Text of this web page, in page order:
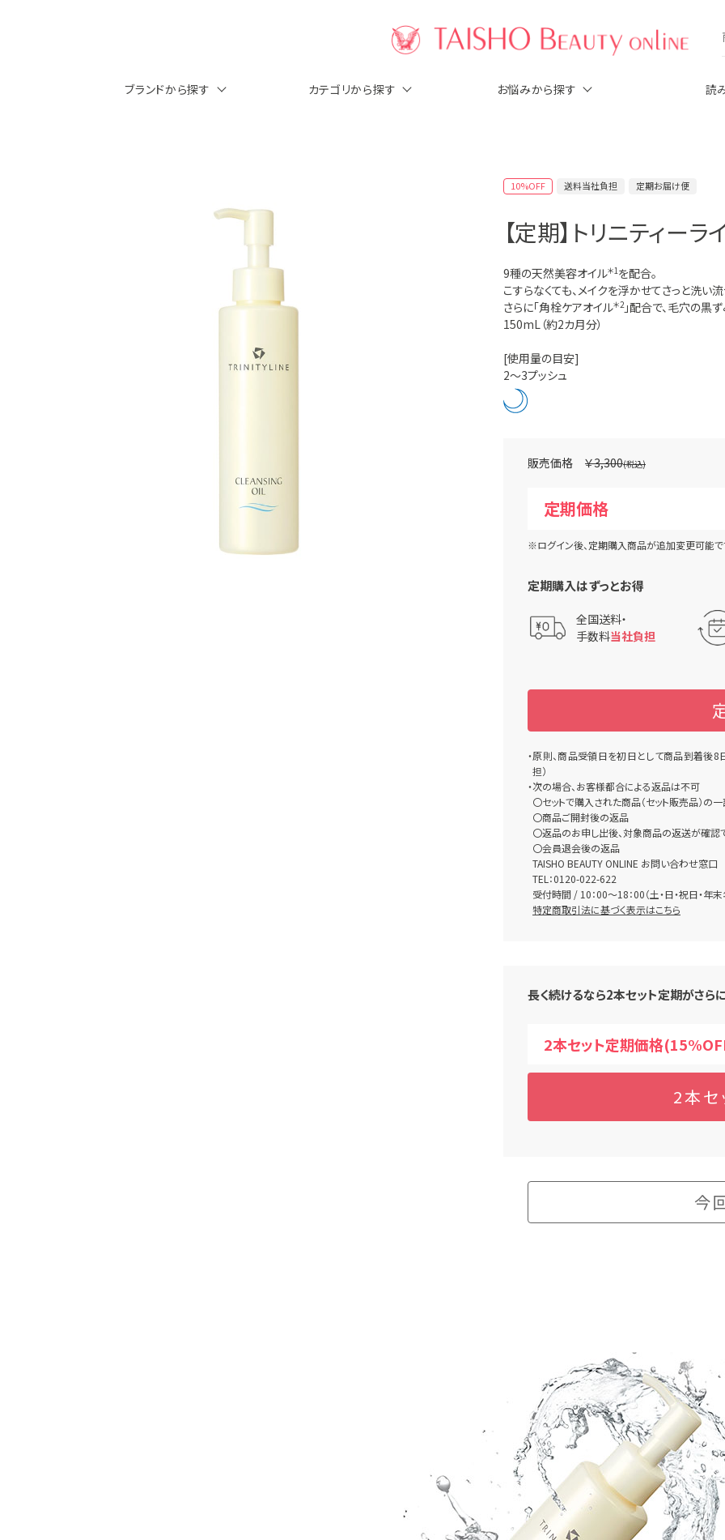
ブランドから探す カテゴリから探す お悩みから探す 読
10%OFF 送料当社負担 定期お届け便
【定期】トリニティー
9種の天然美容オイル＊1を配合。
こすらなくても、メイクを浮かせてさっと洗い
さらに「角栓ケアオイル＊2」配合で、毛穴の黒
150mL（約2カ月分）
[使用量の目安]
2～3プッシュ
￥3,300
※ログイン後、定期購入商品が追加変更可能
定期購入はずっとお得
全国送料・
手数料当社負担
・原則、商品受領日を初日として商品到着後
担）
・次の場合、お客様都合による返品は不可
〇セットで購入された商品（セット販売品）の
〇商品ご開封後の返品
〇返品のお申し出後、対象商品の返送が確認
〇会員退会後の返品
TAISHO BEAUTY ONLINE お問い合わせ窓口
TEL：0120-022-622
受付時間 / 10：00～18：00（土・日・祝日・年末
特定商取引法に基づく表示はこちら
長く続けるなら2本セット定期がさら
2本セット定期価格
2本セ
今